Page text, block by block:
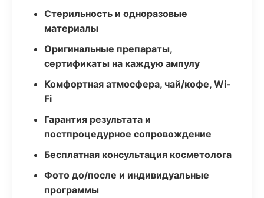
Стерильность и одноразовые
материалы
Оригинальные препараты,
сертификаты на каждую ампулу
Комфортная атмосфера, чай/кофе, Wi-
Fi
Гарантия результата и
постпроцедурное сопровождение
Бесплатная консультация косметолога
Фото до/после и индивидуальные
программы